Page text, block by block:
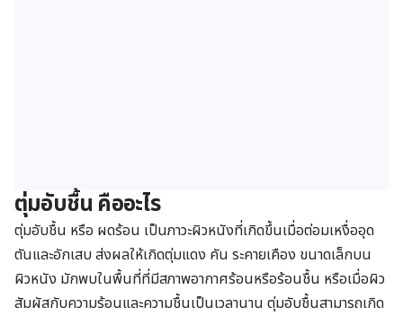
ตุ่มอับชื้น คืออะไร
ตุ่มอับชื้น หรือ ผดร้อน เป็นภาวะผิวหนังที่เกิดขึ้นเมื่อต่อมเหงื่ออุด
ตันและอักเสบ ส่งผลให้เกิดตุ่มแดง คัน ระคายเคือง ขนาดเล็กบน
ผิวหนัง มักพบในพื้นที่ที่มีสภาพอากาศร้อนหรือร้อนชื้น หรือเมื่อผิว
สัมผัสกับความร้อนและความชื้นเป็นเวลานาน ตุ่มอับชื้นสามารถเกิด